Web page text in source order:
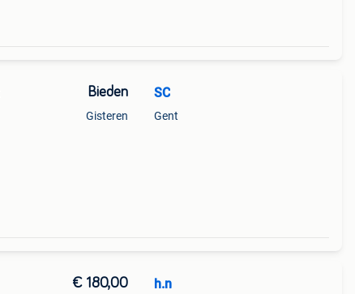
Bieden
Gisteren
SC
Gent
€ 180,00 h.n